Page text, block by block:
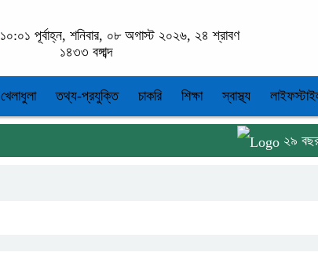
১০:০১ পূর্বাহ্ন, শনিবার, ০৮ অগাস্ট ২০২৬, ২৪ শ্রাবণ
১৪৩৩ বঙ্গাব্দ
খেলাধুলা তথ্য-প্রযুক্তি চাকরি শিক্ষা স্বাস্থ্য
২৯ বছর ধরে